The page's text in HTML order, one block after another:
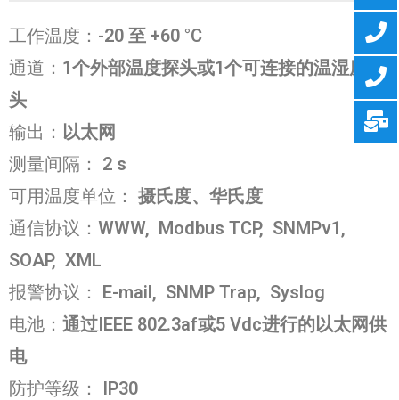
工作温度： -20 至 +60 °C
通道： 1个外部温度探头或1个可连接的温湿度探
头
输出： 以太网
测量间隔：
2 s
可用温度单位： 摄氏度、华氏度
通信协议： WWW, Modbus TCP, SNMPv1,
SOAP, XML
报警协议：
E-mail, SNMP Trap, Syslog
电池： 通过IEEE 802.3af或5 Vdc进行的以太网供
电
防护等级：
IP30